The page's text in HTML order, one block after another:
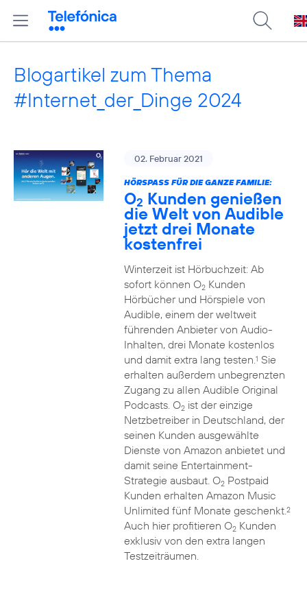
Blogartikel zum Thema
#Internet_der_Dinge 2024
02. Februar 2021
HÖRSPASS FÜR DIE GANZE FAMILIE:
O2 Kunden genießen
die Welt von Audible
jetzt drei Monate
kostenfrei
Winterzeit ist Hörbuchzeit: Ab
sofort können O2Kunden
Hörbücher und Hörspiele von
Audible, einem der weltweit
führenden Anbieter von Audio-
Inhalten, drei Monate kostenlos
und damit extra lang testen.1 Sie
erhalten außerdem unbegrenzten
Zugang zu allen Audible Original
Podcasts. O2ist der einzige
Netzbetreiber in Deutschland, der
seinen Kunden ausgewählte
Dienste von Amazon anbietet und
damit seine Entertainment-
Strategie ausbaut. O2Postpaid
Kunden erhalten Amazon Music
Unlimited fünf Monate geschenkt.2
Auch hier profitieren O2Kunden
exklusiv von den extra langen
Testzeiträumen.